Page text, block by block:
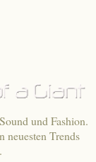
und Fashion.
neuesten Trends